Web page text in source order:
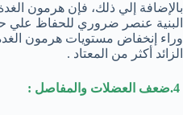
بالإضافة إلي ذلك، فإن هرمون
البنية عنصر ضروري للحفاظ علي
وراء إنخفاض مستويات هرمون
الزائد أكثر من المعتاد .